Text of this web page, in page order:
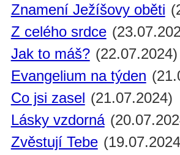
Znamení Ježíšovy oběti
Z celého srdce
Jak to máš? (22.07.2024)
Evangelium na týden
Co jsi zasel (21.07.2024)
Lásky vzdorná
Zvěstují Tebe